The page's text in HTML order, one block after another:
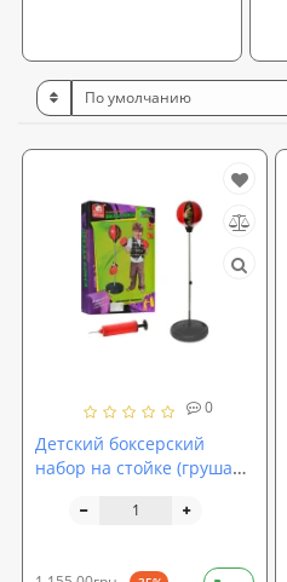
0
Детский боксерский
набор на стойке (груша
M2661